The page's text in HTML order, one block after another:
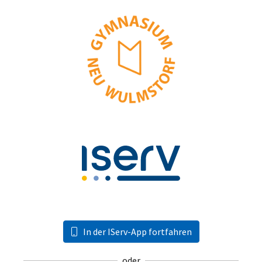
In der IServ-App fortfahren